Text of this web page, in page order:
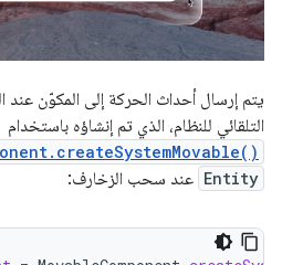
يتم إرسال أحداث الحركة إلى المكوّن عند
التلقائي للنظام، الذي تم إنشاؤه باستخدام
Entity عند سحب الزخارف: